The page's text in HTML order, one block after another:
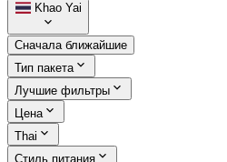
Khao Yai
Сначала ближайшие
Тип пакета
Лучшие фильтры
Цена
Thai
Стиль питания